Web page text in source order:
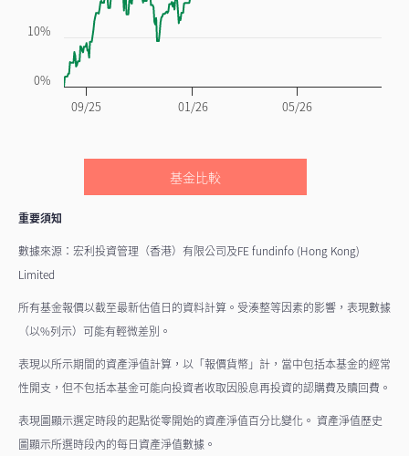
01/26
09/25 05/26
0%
10%
基金比較
重要須知
數據來源：宏利投資管理（香港）有限公司及FE fundinfo (Hong Kong)
Limited
所有基金報價以截至最新估值日的資料計算。受湊整等因素的影響，表現數據
（以%列示）可能有輕微差別。
表現以所示期間的資產淨值計算，以「報價貨幣」計，當中包括本基金的經常
性開支，但不包括本基金可能向投資者收取因股息再投資的認購費及贖回費。
表現圖顯示選定時段的起點從零開始的資產淨值百分比變化。 資產淨值歷史
圖顯示所選時段內的每日資產淨值數據。